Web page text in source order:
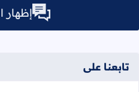
إظهار
تابعنا على